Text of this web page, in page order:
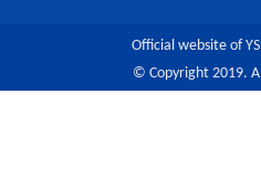
Official website of
© Copyright 2019.